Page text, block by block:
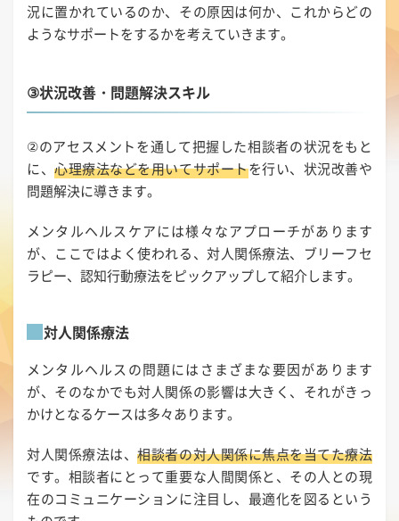
況に置かれているのか、その原因は何か、これからどの
ようなサポートをするかを考えていきます。
③状況改善・問題解決スキル
②のアセスメントを通して把握した相談者の状況をもと
に、心理療法などを用いてサポートを行い、状況改善や
問題解決に導きます。
メンタルヘルスケアには様々なアプローチがあります
が、ここではよく使われる、対人関係療法、ブリーフセ
ラピー、認知行動療法をピックアップして紹介します。
対人関係療法
メンタルヘルスの問題にはさまざまな要因があります
が、そのなかでも対人関係の影響は大きく、それがきっ
かけとなるケースは多々あります。
対人関係療法は、相談者の対人関係に焦点を当てた療法
です。相談者にとって重要な人間関係と、その人との現
在のコミュニケーションに注目し、最適化を図るという